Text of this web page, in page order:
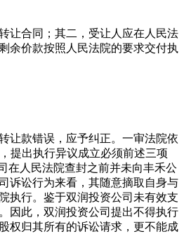
让合同；其二，受让人应在人民法
余价款按照人民法院的要求交付执
让款错误，应予纠正。一审法院依
提出执行异议成立必须前述三项
在人民法院查封之前并未向丰禾公
诉讼行为来看，其随意摘取自身与
执行。鉴于双润投资公司未有效支
因此，双润投资公司提出不得执行
权归其所有的诉讼请求，更不能成